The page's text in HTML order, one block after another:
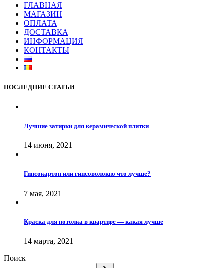
ГЛАВНАЯ
МАГАЗИН
ОПЛАТА
ДОСТАВКА
ИНФОРМАЦИЯ
КОНТАКТЫ
ПОСЛЕДНИЕ СТАТЬИ
Лучшие затирки для керамической плитки
14 июня, 2021
Гипсокартон или гипсоволокно что лучше?
7 мая, 2021
Краска для потолка в квартире — какая лучше
14 марта, 2021
Поиск